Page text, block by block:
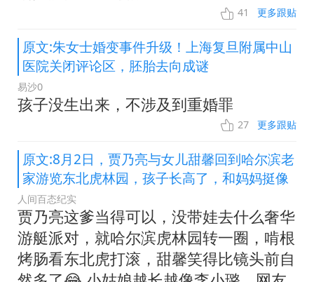
41 更多跟贴
原文:朱女士婚变事件升级！上海复旦附属中山
医院关闭评论区，胚胎去向成谜
易沙0
孩子没生出来，不涉及到重婚罪
27 更多跟贴
原文:8月2日，贾乃亮与女儿甜馨回到哈尔滨老
家游览东北虎林园，孩子长高了，和妈妈挺像
人间百态纪实
贾乃亮这爹当得可以，没带娃去什么奢华
游艇派对，就哈尔滨虎林园转一圈，啃根
烤肠看东北虎打滚，甜馨笑得比镜头前自